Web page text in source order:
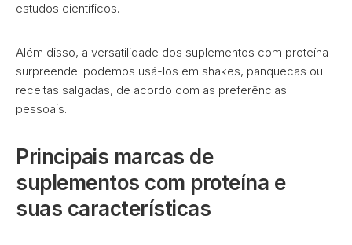
estudos científicos.
Além disso, a versatilidade dos suplementos com proteína
surpreende: podemos usá-los em shakes, panquecas ou
receitas salgadas, de acordo com as preferências
pessoais.
Principais marcas de
suplementos com proteína e
suas características